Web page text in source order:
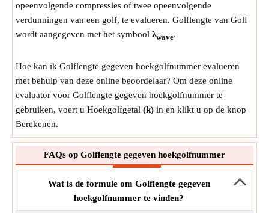
opeenvolgende compressies of twee opeenvolgende
verdunningen van een golf, te evalueren. Golflengte van Golf
wordt aangegeven met het symbool λwave.
Hoe kan ik Golflengte gegeven hoekgolfnummer evalueren
met behulp van deze online beoordelaar? Om deze online
evaluator voor Golflengte gegeven hoekgolfnummer te
gebruiken, voert u Hoekgolfgetal (k) in en klikt u op de knop
Berekenen.
FAQs op Golflengte gegeven hoekgolfnummer
Wat is de formule om Golflengte gegeven
hoekgolfnummer te vinden?